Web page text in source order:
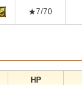
★7/70
HP